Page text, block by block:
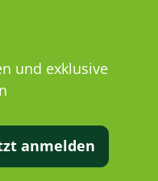
und exklusive
anmelden